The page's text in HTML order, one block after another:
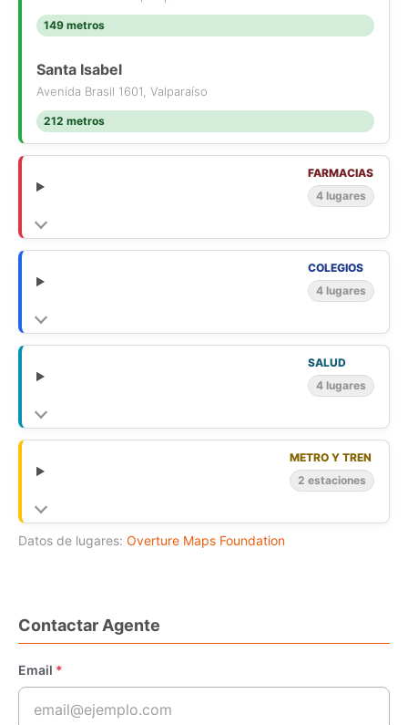
149 metros
Santa Isabel
Avenida Brasil 1601, Valparaíso
212 metros
FARMACIAS
4 lugares
COLEGIOS
4 lugares
SALUD
4 lugares
METRO Y TREN
2 estaciones
Datos de lugares: Overture Maps Foundation
Contactar Agente
Email *